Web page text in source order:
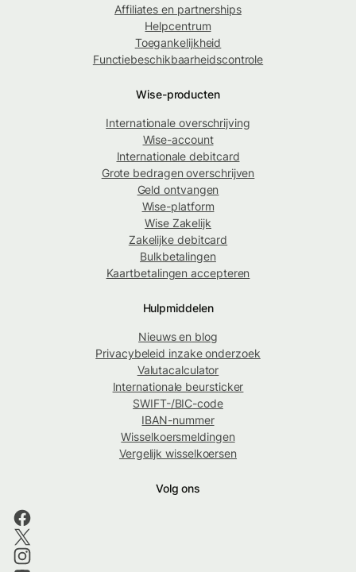
Affiliates en partnerships
Helpcentrum
Toegankelijkheid
Functiebeschikbaarheidscontrole
Wise-producten
Internationale overschrijving
Wise-account
Internationale debitcard
Grote bedragen overschrijven
Geld ontvangen
Wise-platform
Wise Zakelijk
Zakelijke debitcard
Bulkbetalingen
Kaartbetalingen accepteren
Hulpmiddelen
Nieuws en blog
Privacybeleid inzake onderzoek
Valutacalculator
Internationale beursticker
SWIFT-/BIC-code
IBAN-nummer
Wisselkoersmeldingen
Vergelijk wisselkoersen
Volg ons